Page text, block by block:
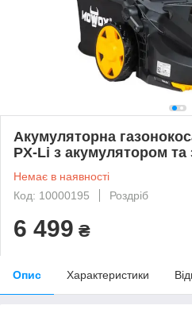
Акумуляторна
PX-Li з акумулятором
Немає в наявності
Код: 10000195
Роздріб
6 499 ₴
Опис Характеристики